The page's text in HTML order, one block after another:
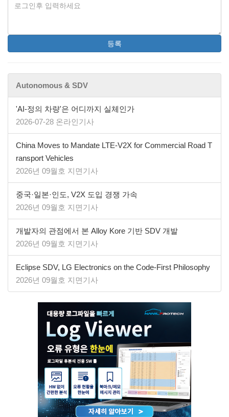
등록
Autonomous & SDV
'AI-정의 차량'은 어디까지 실체인가
2026-07-28 온라인기사
China Moves to Mandate LTE-V2X for Commercial Road T
ransport Vehicles
2026년 09월호 지면기사
중국·일본·인도, V2X 도입 경쟁 가속
2026년 09월호 지면기사
개발자의 관점에서 본 Alloy Kore 기반 SDV 개발
2026년 09월호 지면기사
​​​​​​​Eclipse SDV, LG Electronics on the Code-First Philosophy
2026년 09월호 지면기사